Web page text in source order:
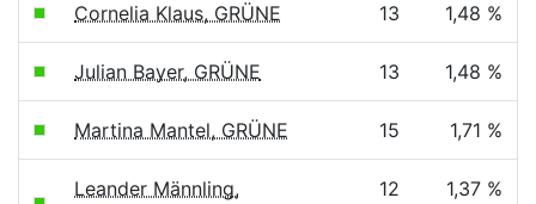
Cornelia Klaus, GRÜNE 13 1,48 %
Julian Bayer, GRÜNE 13 1,48 %
Martina Mantel, GRÜNE 15 1,71 %
Leander Männling,
12 1,37 %